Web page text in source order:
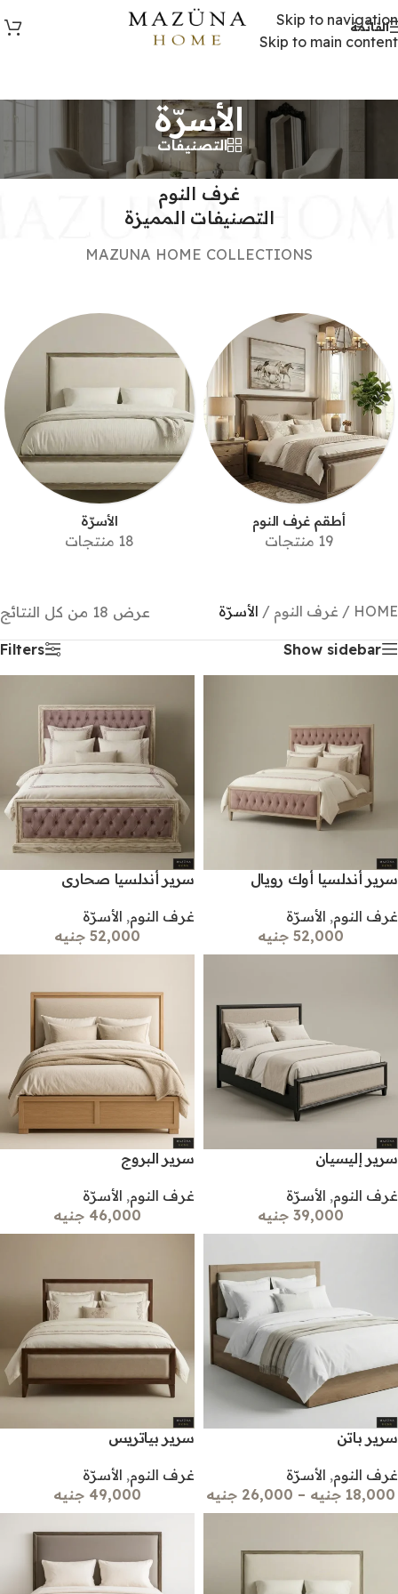
Skip to navigation
Skip to main content
القائمة
الأسرّة
التصنيفات
MAZUNA HOME
غرف النوم
التصنيفات المميزة
MAZUNA HOME COLLECTIONS
أطقم غرف النوم
19 منتجات
الأسرّة
18 منتجات
HOME
/ غرف النوم / الأسرّة عرض ⁦18⁩ من كل النتائج
Show sidebar
Filters
سرير أندلسيا أوك رويال
غرف النوم, الأسرّة
52,000 جنيه
سرير أندلسيا صحارى
غرف النوم, الأسرّة
52,000 جنيه
سرير إليسيان
غرف النوم, الأسرّة
39,000 جنيه
سرير البروج
غرف النوم, الأسرّة
46,000 جنيه
سرير باتن
غرف النوم, الأسرّة
18,000 جنيه
– 26,000 جنيه
سرير بياتريس
غرف النوم, الأسرّة
49,000 جنيه